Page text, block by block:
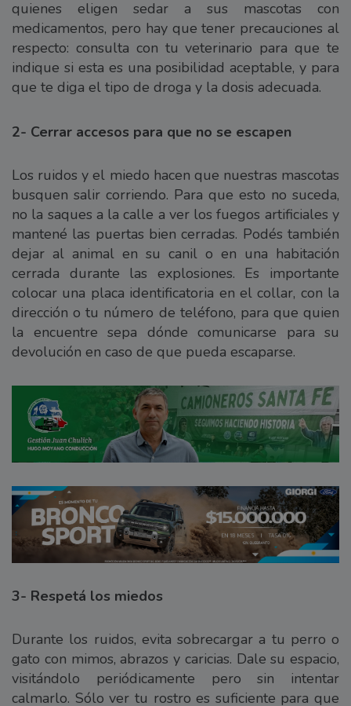
quienes eligen sedar a sus mascotas con
medicamentos, pero hay que tener precauciones al
respecto: consulta con tu veterinario para que te
indique si esta es una posibilidad aceptable, y para
que te diga el tipo de droga y la dosis adecuada.
2- Cerrar accesos para que no se escapen
Los ruidos y el miedo hacen que nuestras mascotas
busquen salir corriendo. Para que esto no suceda,
no la saques a la calle a ver los fuegos artificiales y
mantené las puertas bien cerradas. Podés también
dejar al animal en su canil o en una habitación
cerrada durante las explosiones. Es importante
colocar una placa identificatoria en el collar, con la
dirección o tu número de teléfono, para que quien
la encuentre sepa dónde comunicarse para su
devolución en caso de que pueda escaparse.
3- Respetá los miedos
Durante los ruidos, evita sobrecargar a tu perro o
gato con mimos, abrazos y caricias. Dale su espacio,
visitándolo periódicamente pero sin intentar
calmarlo. Sólo ver tu rostro es suficiente para que